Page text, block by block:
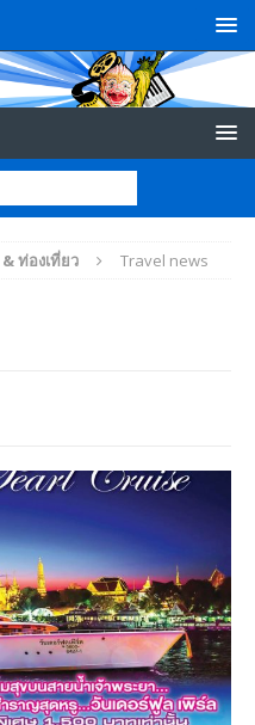
ท่องเที่ยว Travel news